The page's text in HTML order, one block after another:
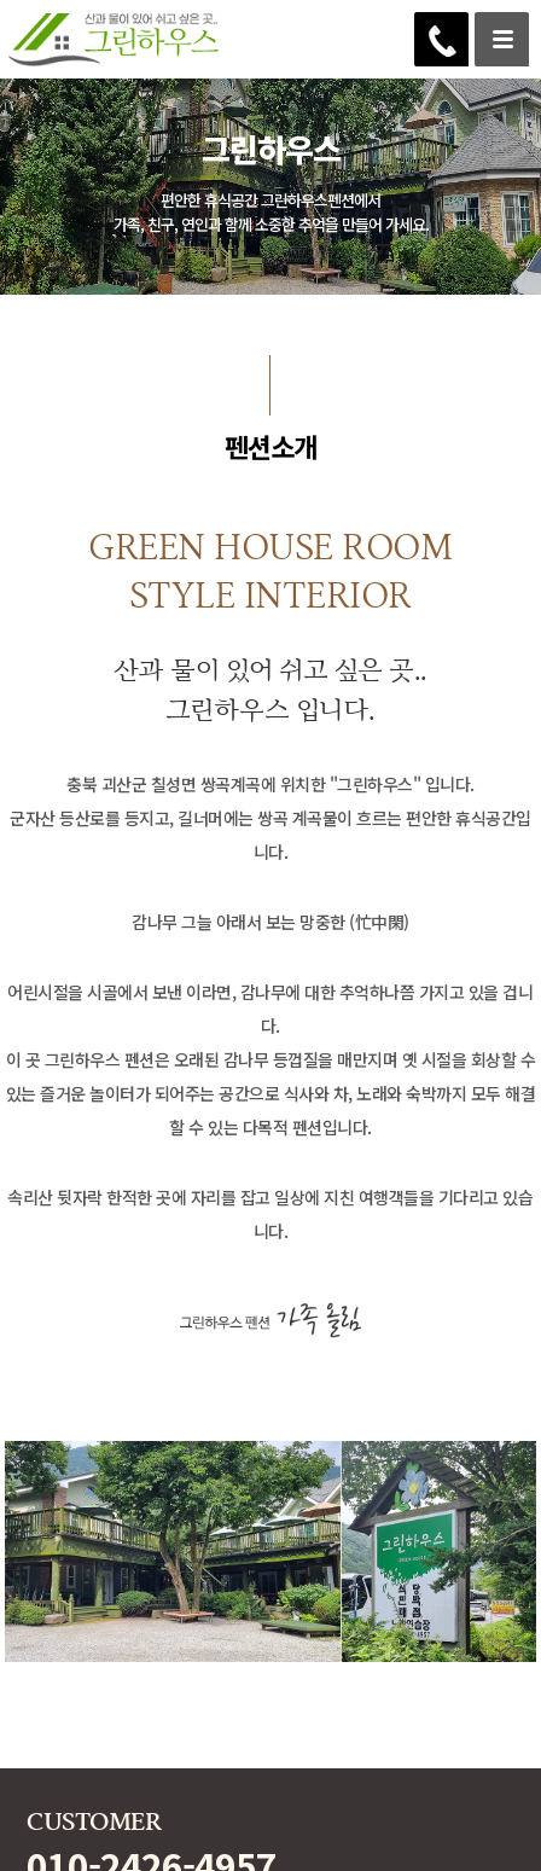
그린하우스
편안한 휴식공간 그린하우스펜션에서
가족, 친구, 연인과 함께 소중한 추억을 만들어 가세요.
펜션소개
GREEN HOUSE ROOM
STYLE INTERIOR
산과 물이 있어 쉬고 싶은 곳..
그린하우스 입니다.
충북 괴산군 칠성면 쌍곡계곡에 위치한 "그린하우스" 입니다.
군자산 등산로를 등지고, 길너머에는 쌍곡 계곡물이 흐르는 편안한 휴식공간입
니다.
감나무 그늘 아래서 보는 망중한 (忙中閑)
어린시절을 시골에서 보낸 이라면, 감나무에 대한 추억하나쯤 가지고 있을 겁니
다.
이 곳 그린하우스 펜션은 오래된 감나무 등껍질을 매만지며 옛 시절을 회상할 수
있는 즐거운놀이터가 되어주는 공간으로 식사와 차, 노래와 숙박까지 모두 해결
할 수 있는 다목적 펜션입니다.
속리산 뒷자락 한적한 곳에 자리를 잡고 일상에 지친 여행객들을 기다리고 있습
니다.
CUSTOMER